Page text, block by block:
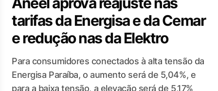
tarifas da Energisa e da Cemar
e redução nas da Elektro
Para consumidores conectados à alta tensão da
Energisa Paraíba, o aumento será de 5,04%, e
para a baixa tensão, a elevação será de 5,17%